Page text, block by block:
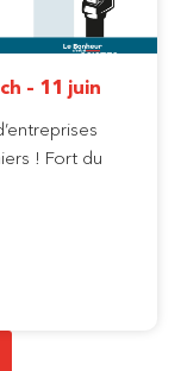
– 11 juin
! Fort du